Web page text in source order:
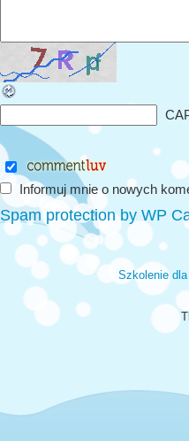
Informuj mnie o nowych
Spam protection by WP
Szkolenie dla